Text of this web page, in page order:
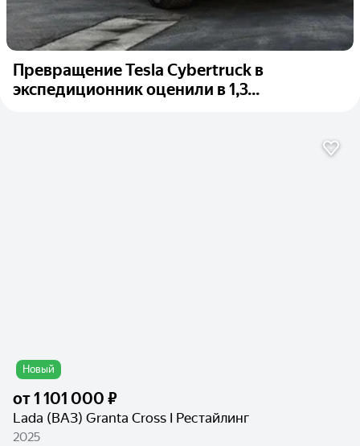
Превращение Tesla Cybertruck в
экспедиционник оценили в 1,3...
Новый
от1 101 000 ₽
Lada (ВАЗ) Granta Cross I Рестайлинг
2025